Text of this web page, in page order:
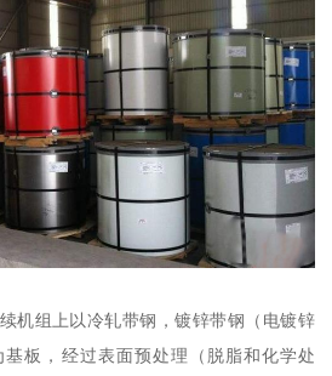
机组上以冷轧带钢，镀锌带钢（电镀锌
板，经过表面预处理（脱脂和化学处